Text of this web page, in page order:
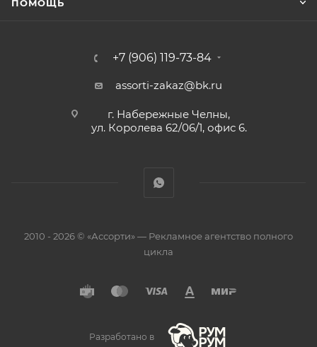
ПОМОЩЬ
+7 (906) 119-73-84
assorti-zakaz@bk.ru
г. Набережные Челны,
ул. Королева 62/06/1, офис 6.
2010 - 2026 © «Ассорти» — Рекламное агентство полного
цикла
Разработано в